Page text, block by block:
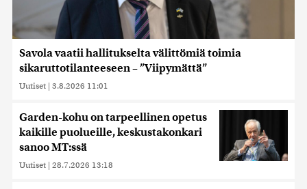
Savola vaatii hallitukselta välittömiä toimia
sikaruttotilanteeseen – ”Viipymättä”
Uutiset | 3.8.2026 11:01
Garden-kohu on tarpeellinen opetus
kaikille puolueille, keskustakonkari
sanoo MT:ssä
Uutiset | 28.7.2026 13:18